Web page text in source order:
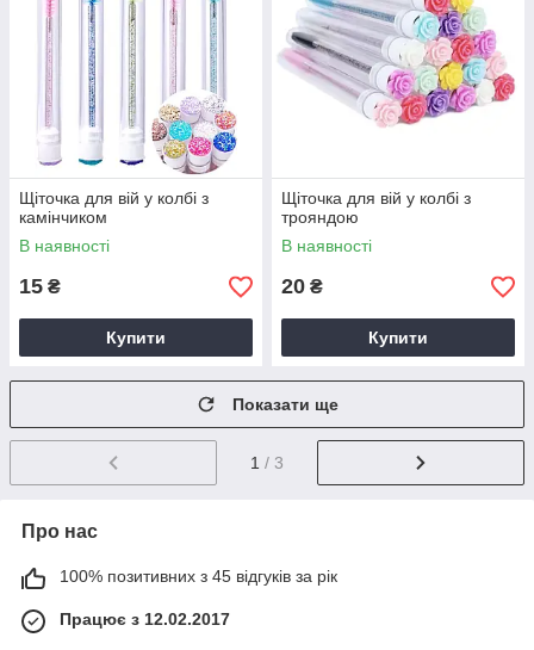
Щіточка для вій у колбі з
камінчиком
В наявності
15 ₴
Купити
Щіточка для вій у колбі з
трояндою
В наявності
20 ₴
Купити
Показати ще
1 / 3
Про нас
100% позитивних з 45 відгуків за рік
Працює з 12.02.2017